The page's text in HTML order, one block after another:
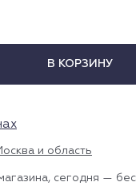
В КОРЗИНУ
и область
сегодня —